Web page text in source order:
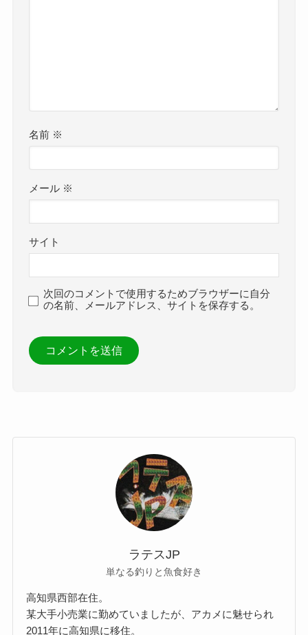
名前 ※
メール ※
サイト
次回のコメントで使用するためブラウザーに自分
の名前、メールアドレス、サイトを保存する。
ラテスJP
単なる釣りと魚食好き
高知県西部在住。
某大手小売業に勤めていましたが、アカメに魅せられ
2011年に高知県に移住。